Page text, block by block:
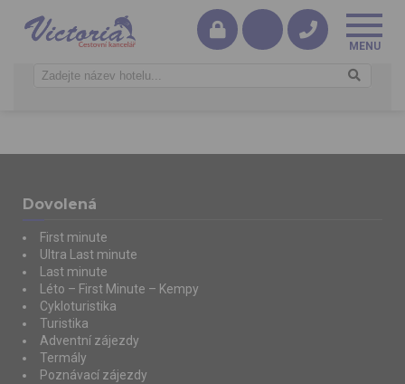
Dovolená
First minute
Ultra Last minute
Last minute
Léto – First Minute – Kempy
Cykloturistika
Turistika
Adventní zájezdy
Termály
Poznávací zájezdy